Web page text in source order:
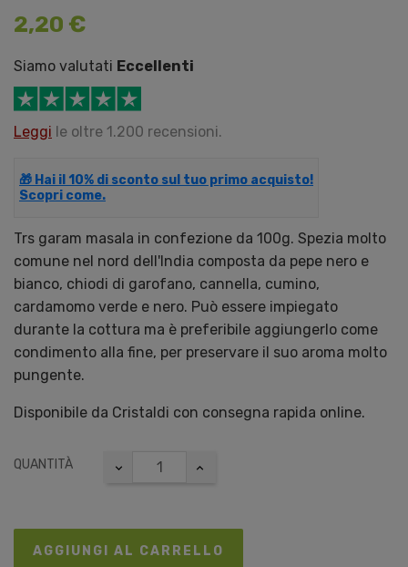
2,20 €
Siamo valutati Eccellenti
Leggi le oltre 1.200 recensioni.
🎁 Hai il 10% di sconto sul tuo primo acquisto!
Scopri come.
Trs garam masala in confezione da 100g. Spezia molto
comune nel nord dell'India composta da pepe nero e
bianco, chiodi di garofano, cannella, cumino,
cardamomo verde e nero. Può essere impiegato
durante la cottura ma è preferibile aggiungerlo come
condimento alla fine, per preservare il suo aroma molto
pungente.
Disponibile da Cristaldi con consegna rapida online.
QUANTITÀ
AGGIUNGI AL CARRELLO